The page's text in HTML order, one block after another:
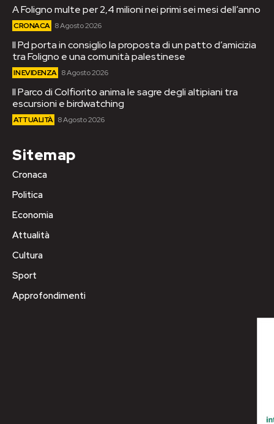
A Foligno multe per 2,4 milioni nei primi sei mesi dell’anno
CRONACA 8 Agosto 2026
Il Pd porta in consiglio la proposta di un patto d’amicizia
tra Foligno e una comunità palestinese
IN EVIDENZA 8 Agosto 2026
Il Parco di Colfiorito anima le sagre degli altipiani tra
escursioni e birdwatching
ATTUALITÀ 8 Agosto 2026
Sitemap
Cronaca
Politica
Economia
Attualità
Cultura
Sport
Approfondimenti